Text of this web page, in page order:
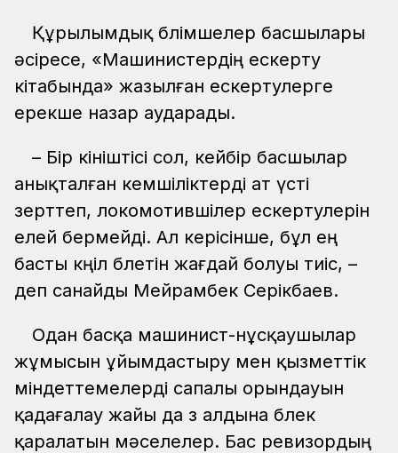
Құрылымдық бөлімшелер басшылары
әсіресе, «Машинистердің ескерту
кітабында» жазылған ескертулерге
ерекше назар аударады.
– Бір өкініштісі сол, кейбір басшылар
анықталған кемшіліктерді ат үсті
зерттеп, локомотившілер ескертулерін
елей бермейді. Ал керісінше, бұл ең
басты көңіл бөлетін жағдай болуы тиіс, –
деп санайды Мейрамбек Серікбаев.
Одан басқа машинист-нұсқаушылар
жұмысын ұйымдастыру мен қызметтік
міндеттемелерді сапалы орындауын
қадағалау жайы да өз алдына бөлек
қаралатын мәселелер. Бас ревизордың